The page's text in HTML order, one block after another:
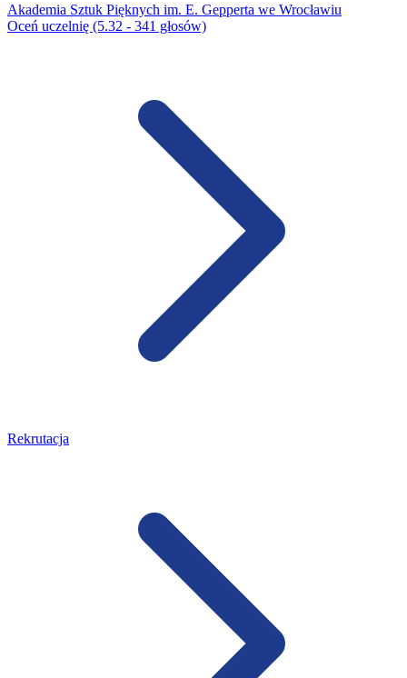
Akademia Sztuk Pięknych im. E. Gepperta we Wrocławiu
Oceń uczelnię (5.32 - 341 głosów)
Rekrutacja